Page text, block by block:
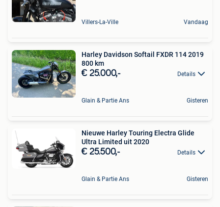
Villers-La-Ville Vandaag
Harley Davidson Softail FXDR 114 2019
800 km
€ 25.000,- Details
Glain & Partie Ans Gisteren
Nieuwe Harley Touring Electra Glide
Ultra Limited uit 2020
€ 25.500,- Details
Glain & Partie Ans Gisteren